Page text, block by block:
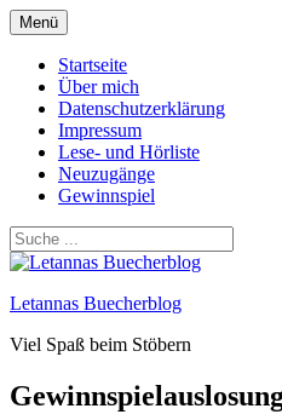
Zum
Inhalt
springen
Menü
Startseite
Über mich
Datenschutzerklärung
Impressum
Lese- und Hörliste
Neuzugänge
Gewinnspiel
Letannas Buecherblog
Viel Spaß beim Stöbern